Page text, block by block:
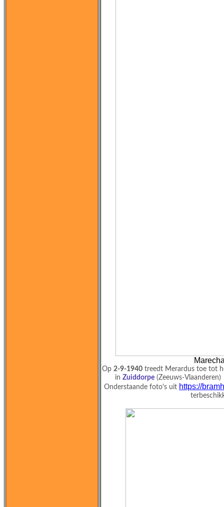
Op 2-9-1940treedt Merardus toe tot
in Zuiddorpe (Zeeuws-
Onderstaande foto's uit https://